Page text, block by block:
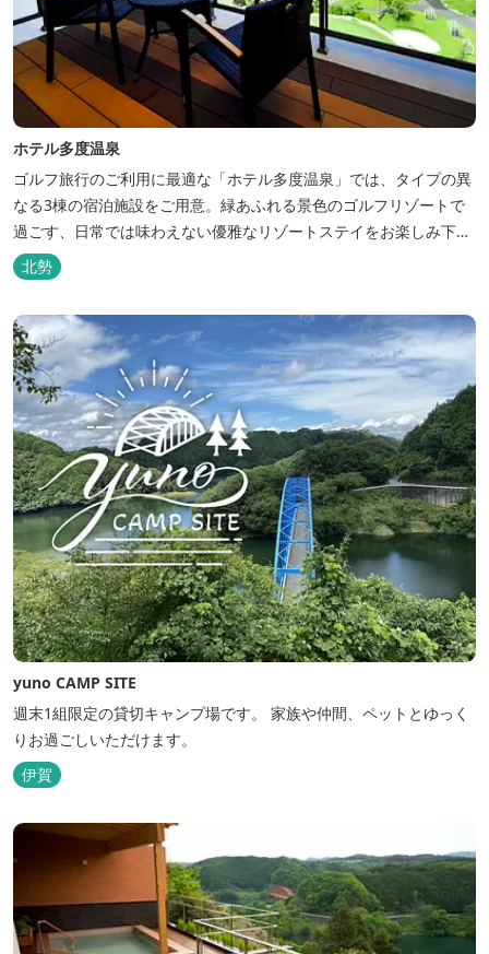
ホテル多度温泉
ゴルフ旅行のご利用に最適な「ホテル多度温泉」では、タイプの異
なる3棟の宿泊施設をご用意。緑あふれる景色のゴルフリゾートで
過ごす、日常では味わえない優雅なリゾートステイをお楽しみ下さ
い。
北勢
yuno CAMP SITE
週末1組限定の貸切キャンプ場です。 家族や仲間、ペットとゆっく
りお過ごしいただけます。
伊賀